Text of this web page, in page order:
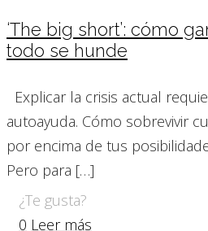
‘The big short’: cómo
todo se hunde
Explicar la crisis actual
autoayuda. Cómo sobrevivir
por encima de tus
Pero para […]
¿Te gusta?
0 Leer más